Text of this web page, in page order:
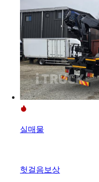
실매물
헛걸음보상